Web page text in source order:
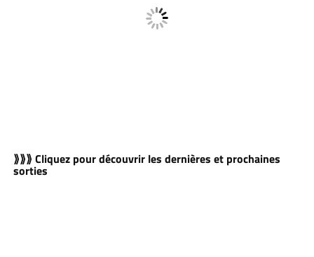
⟫⟫⟫ Cliquez pour découvrir les dernières et prochaines
sorties